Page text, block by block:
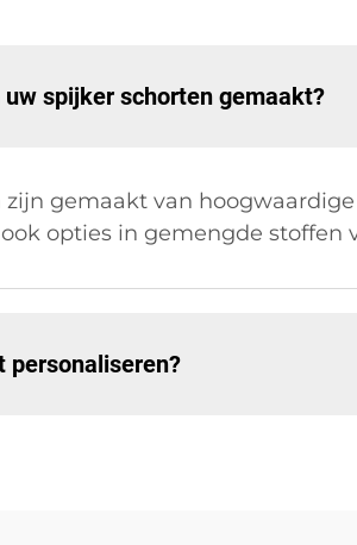
spijker schorten gemaakt?
zijn gemaakt van
opties in gemengde stoffen
personaliseren?